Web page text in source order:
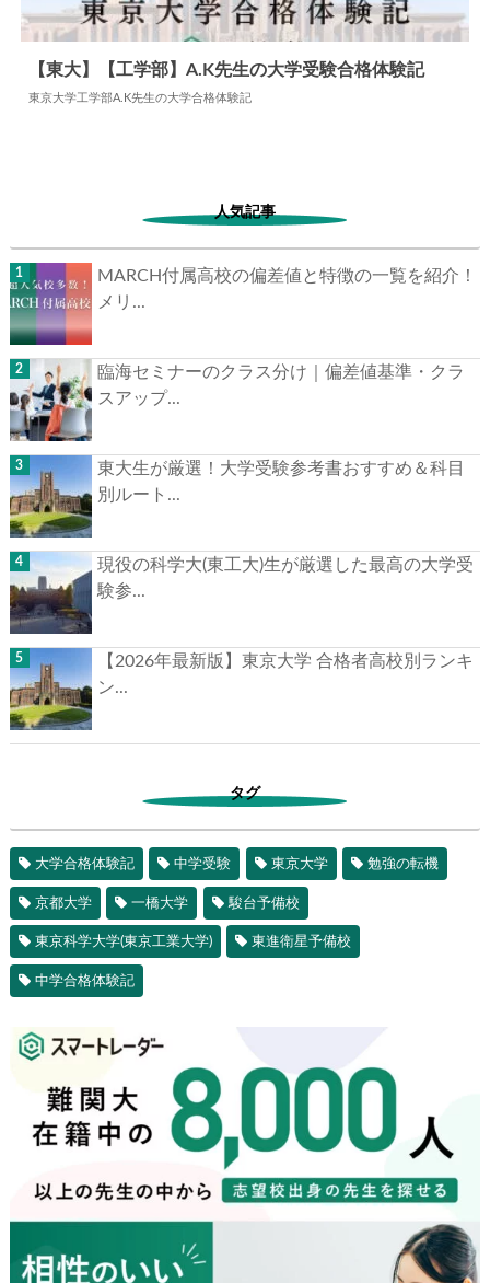
【東大】【工学部】A.K先生の大学受験合格体験記
東京大学工学部A.K先生の大学合格体験記
人気記事
MARCH付属高校の偏差値と特徴の一覧を紹介！
メリ...
臨海セミナーのクラス分け｜偏差値基準・クラ
スアップ...
東大生が厳選！大学受験参考書おすすめ＆科目
別ルート...
現役の科学大(東工大)生が厳選した最高の大学受
験参...
【2026年最新版】東京大学 合格者高校別ランキ
ン...
タグ
大学合格体験記 中学受験 東京大学 勉強の転機
京都大学 一橋大学 駿台予備校
東京科学大学(東京工業大学) 東進衛星予備校
中学合格体験記